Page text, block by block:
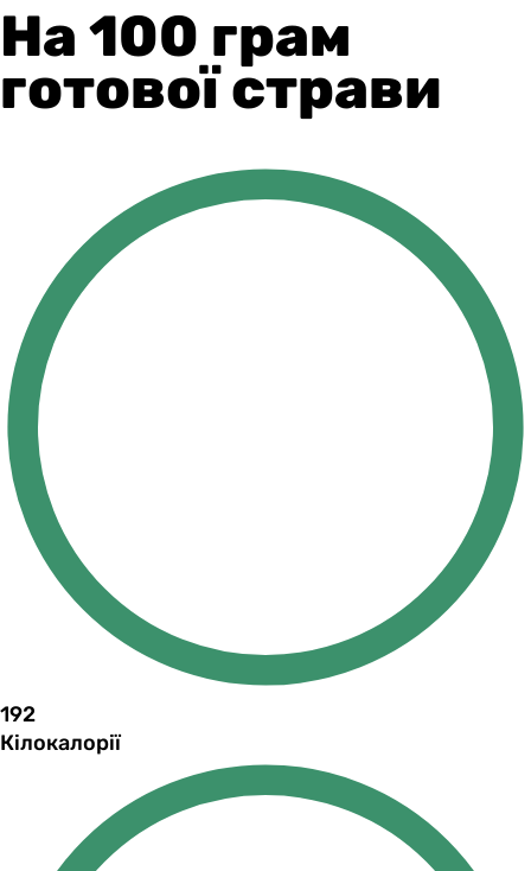
На 100 грам
готової страви
192
Кілокалорії